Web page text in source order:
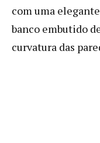
com uma
banco embutido
curvatura das